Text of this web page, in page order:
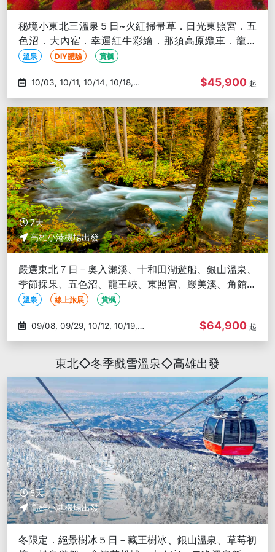
秘境小東北三溫泉５日~火紅掃帚草．日光東照宮．五
色沼．大內宿．幸運紅牛彩繪．那須高原纜車．龍王
峽-高雄出發
溫泉 DIY體驗 賞楓
10/31
$45,900 起
7天
高雄小港機場出發
嚴選東北７日－奧入瀨溪、十和田湖遊船、銀山溫泉、
季節採果、五色沼、龍王峽、東照宮、嚴美溪、角館武
家屋敷、中尊寺-高雄出發
溫泉 線上旅展 賞楓
10/27
$64,900 起
東北◇冬季戲雪溫泉◇高雄出發
5天
高雄小港機場出發
冬限定．絕景樹冰５日－藏王樹冰、銀山溫泉、草莓初